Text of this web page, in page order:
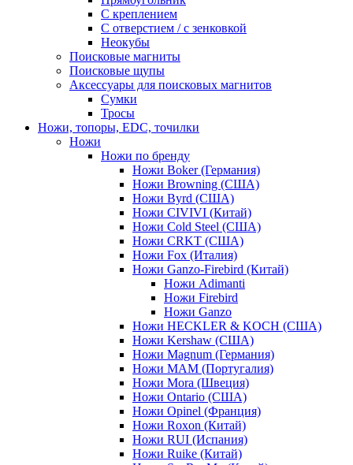
С креплением
С отверстием / с зенковкой
Неокубы
Поисковые магниты
Поисковые щупы
Аксессуары для поисковых магнитов
Сумки
Тросы
Ножи, топоры, EDC, точилки
Ножи
Ножи по бренду
Ножи Boker (Германия)
Ножи Browning (США)
Ножи Byrd (США)
Ножи CIVIVI (Китай)
Ножи Cold Steel (США)
Ножи CRKT (США)
Ножи Fox (Италия)
Ножи Ganzo-Firebird (Китай)
Ножи Adimanti
Ножи Firebird
Ножи Ganzo
Ножи HECKLER & KOCH (США)
Ножи Kershaw (США)
Ножи Magnum (Германия)
Ножи MAM (Португалия)
Ножи Mora (Швеция)
Ножи Ontario (США)
Ножи Opinel (Франция)
Ножи Roxon (Китай)
Ножи RUI (Испания)
Ножи Ruike (Китай)